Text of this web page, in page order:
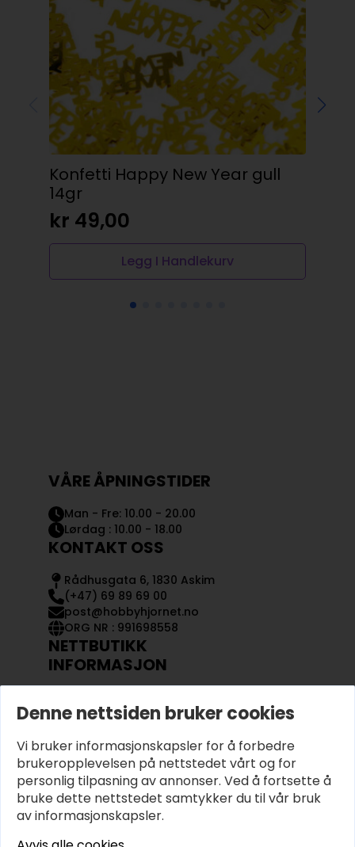
Konfetti Happy New Year gull
14gr
kr 49,00
Legg I Handlekurv
VÅRE ÅPNINGSTIDER
Man - Fre: 10.00 - 20.00
Lørdag : 10.00 - 18.00
KONTAKT OSS
Rådhusgata 6, 1830 Askim
(+47) 69 89 69 00
post@hobbyhjornet.no
ORG NR : 991698558
NETTBUTIKK
INFORMASJON
OM OSS
KJØPSVILKÅR OG BETINGELSER
PERSONVERN
Denne nettsiden bruker cookies
Vi bruker informasjonskapsler for å forbedre
brukeropplevelsen på nettstedet vårt og for
personlig tilpasning av annonser. Ved å fortsette å
bruke dette nettstedet samtykker du til vår bruk
av informasjonskapsler.